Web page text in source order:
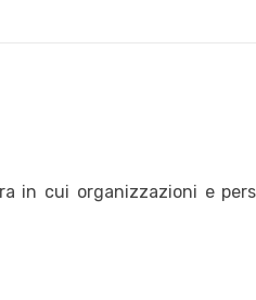
in cui organizzazioni e